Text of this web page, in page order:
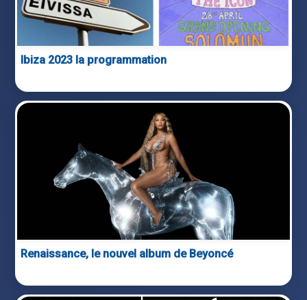
Ibiza 2023 la programmation
Renaissance, le nouvel album de Beyoncé